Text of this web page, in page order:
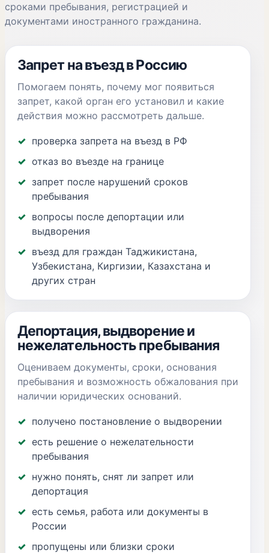
сроками пребывания, регистрацией и
документами иностранного гражданина.
Запрет на въезд в Россию
Помогаем понять, почему мог появиться
запрет, какой орган его установил и какие
действия можно рассмотреть дальше.
проверка запрета на въезд в РФ
отказ во въезде на границе
запрет после нарушений сроков
пребывания
вопросы после депортации или
выдворения
въезд для граждан Таджикистана,
Узбекистана, Киргизии, Казахстана и
других стран
Депортация, выдворение и
нежелательность пребывания
Оцениваем документы, сроки, основания
пребывания и возможность обжалования при
наличии юридических оснований.
получено постановление о выдворении
есть решение о нежелательности
пребывания
нужно понять, снят ли запрет или
депортация
есть семья, работа или документы в
России
пропущены или близки сроки